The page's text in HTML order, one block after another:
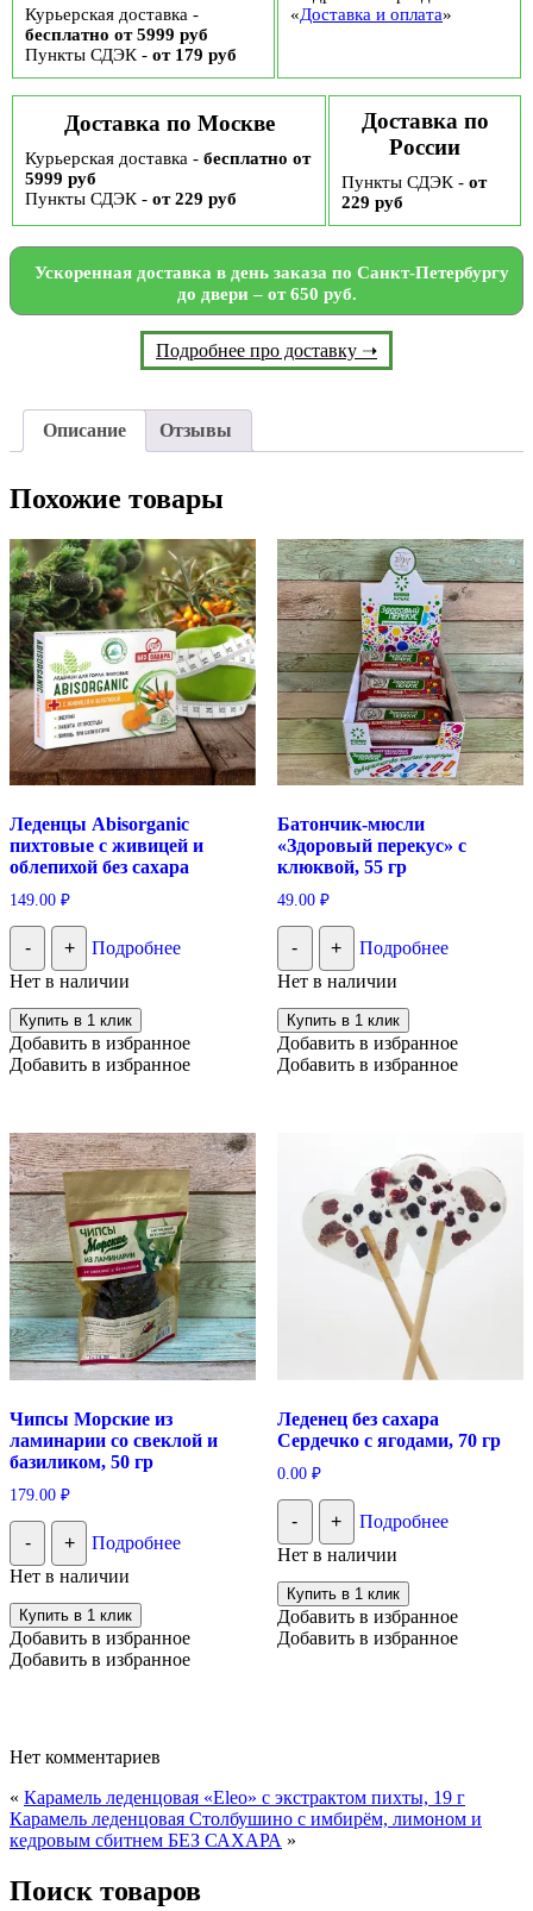
Курьерская доставка -
бесплатно от 5999 руб
Пункты СДЭК - от 179 руб
«Доставка и оплата»
Доставка по Москве
Курьерская доставка - бесплатно от
5999 руб
Пункты СДЭК - от 229 руб
Доставка по
России
Пункты СДЭК - от
229 руб
Ускоренная доставка в день заказа по Санкт-Петербургу
до двери – от 650 руб.
Подробнее про доставку ➝
Описание Отзывы
Похожие товары
Леденцы Abisorganic
пихтовые с живицей и
облепихой без сахара
149.00 ₽
- +
Подробнее
Нет в наличии
Купить в 1 клик
Добавить в избранное
Добавить в избранное
Батончик-мюсли
«Здоровый перекус» с
клюквой, 55 гр
49.00 ₽
- +
Подробнее
Нет в наличии
Купить в 1 клик
Добавить в избранное
Добавить в избранное
Чипсы Морские из
ламинарии со свеклой и
базиликом, 50 гр
179.00 ₽
- +
Подробнее
Нет в наличии
Купить в 1 клик
Добавить в избранное
Добавить в избранное
Леденец без сахара
Сердечко с ягодами, 70 гр
0.00 ₽
- +
Подробнее
Нет в наличии
Купить в 1 клик
Добавить в избранное
Добавить в избранное
Нет комментариев
« Карамель леденцовая «Eleo» с экстрактом пихты, 19 г
Карамель леденцовая Столбушино с имбирём, лимоном и
кедровым сбитнем БЕЗ САХАРА »
Поиск товаров